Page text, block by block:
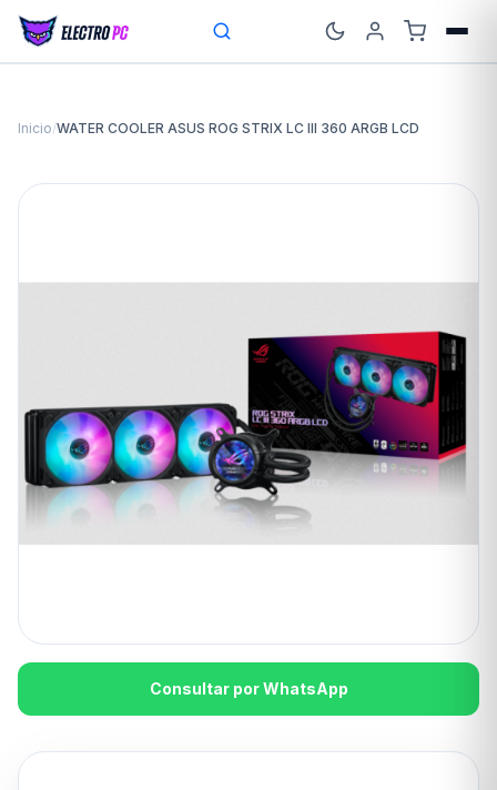
Inicio/WATER COOLER ASUS ROG STRIX LC III 360 ARGB LCD
Consultar por WhatsApp